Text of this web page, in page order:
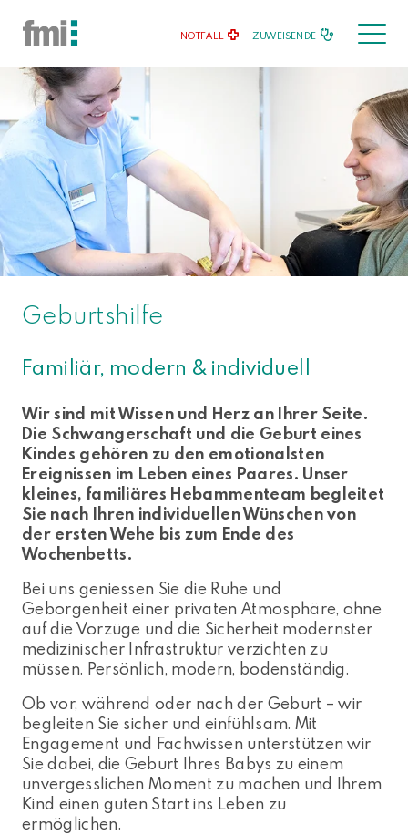
NOTFALL ZUWEISENDE
Geburtshilfe
Familiär, modern & individuell
Wir sind mit Wissen und Herz an Ihrer Seite.
Die Schwangerschaft und die Geburt eines
Kindes gehören zu den emotionalsten
Ereignissen im Leben eines Paares. Unser
kleines, familiäres Hebammenteam begleitet
Sie nach Ihren individuellen Wünschen von
der ersten Wehe bis zum Ende des
Wochenbetts.
Bei uns geniessen Sie die Ruhe und
Geborgenheit einer privaten Atmosphäre, ohne
auf die Vorzüge und die Sicherheit modernster
medizinischer Infrastruktur verzichten zu
müssen. Persönlich, modern, bodenständig.
Ob vor, während oder nach der Geburt – wir
begleiten Sie sicher und einfühlsam. Mit
Engagement und Fachwissen unterstützen wir
Sie dabei, die Geburt Ihres Babys zu einem
unvergesslichen Moment zu machen und Ihrem
Kind einen guten Start ins Leben zu
ermöglichen.